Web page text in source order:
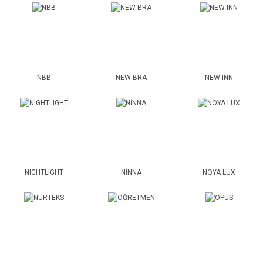
NBB NEW BRA NEW INN
NIGHTLIGHT NİNNA NOYA LUX